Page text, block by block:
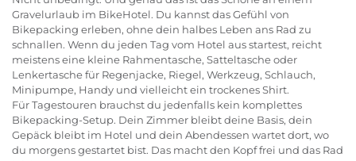
Gravelurlaub im BikeHotel. Du kannst das Gefühl von
Bikepacking erleben, ohne dein halbes Leben ans Rad zu
schnallen. Wenn du jeden Tag vom Hotel aus startest, reicht
meistens eine kleine Rahmentasche, Satteltasche oder
Lenkertasche für Regenjacke, Riegel, Werkzeug, Schlauch,
Minipumpe, Handy und vielleicht ein trockenes Shirt.
Für Tagestouren brauchst du jedenfalls kein komplettes
Bikepacking-Setup. Dein Zimmer bleibt deine Basis, dein
Gepäck bleibt im Hotel und dein Abendessen wartet dort, wo
du morgens gestartet bist. Das macht den Kopf frei und das Rad